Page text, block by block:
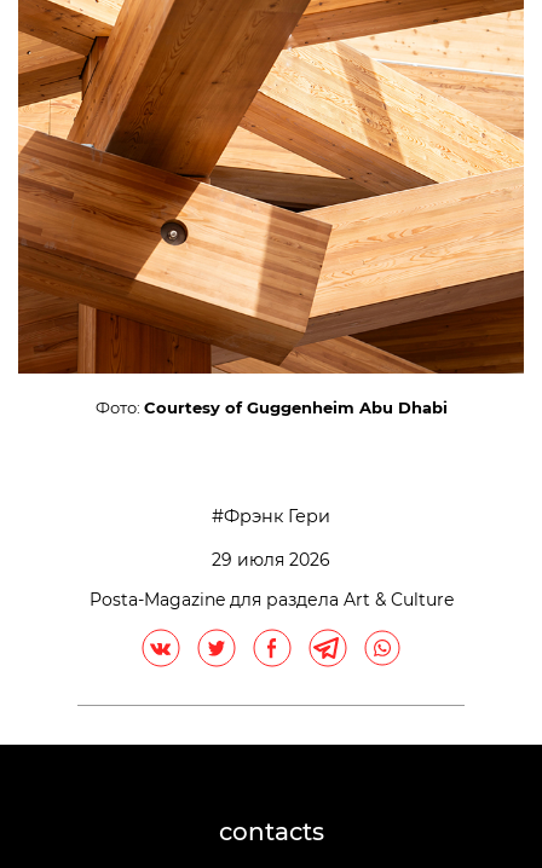
Фото: Courtesy of Guggenheim Abu Dhabi
Фрэнк Гери
29 июля 2026
Posta-Magazine для раздела Art & Culture
contacts